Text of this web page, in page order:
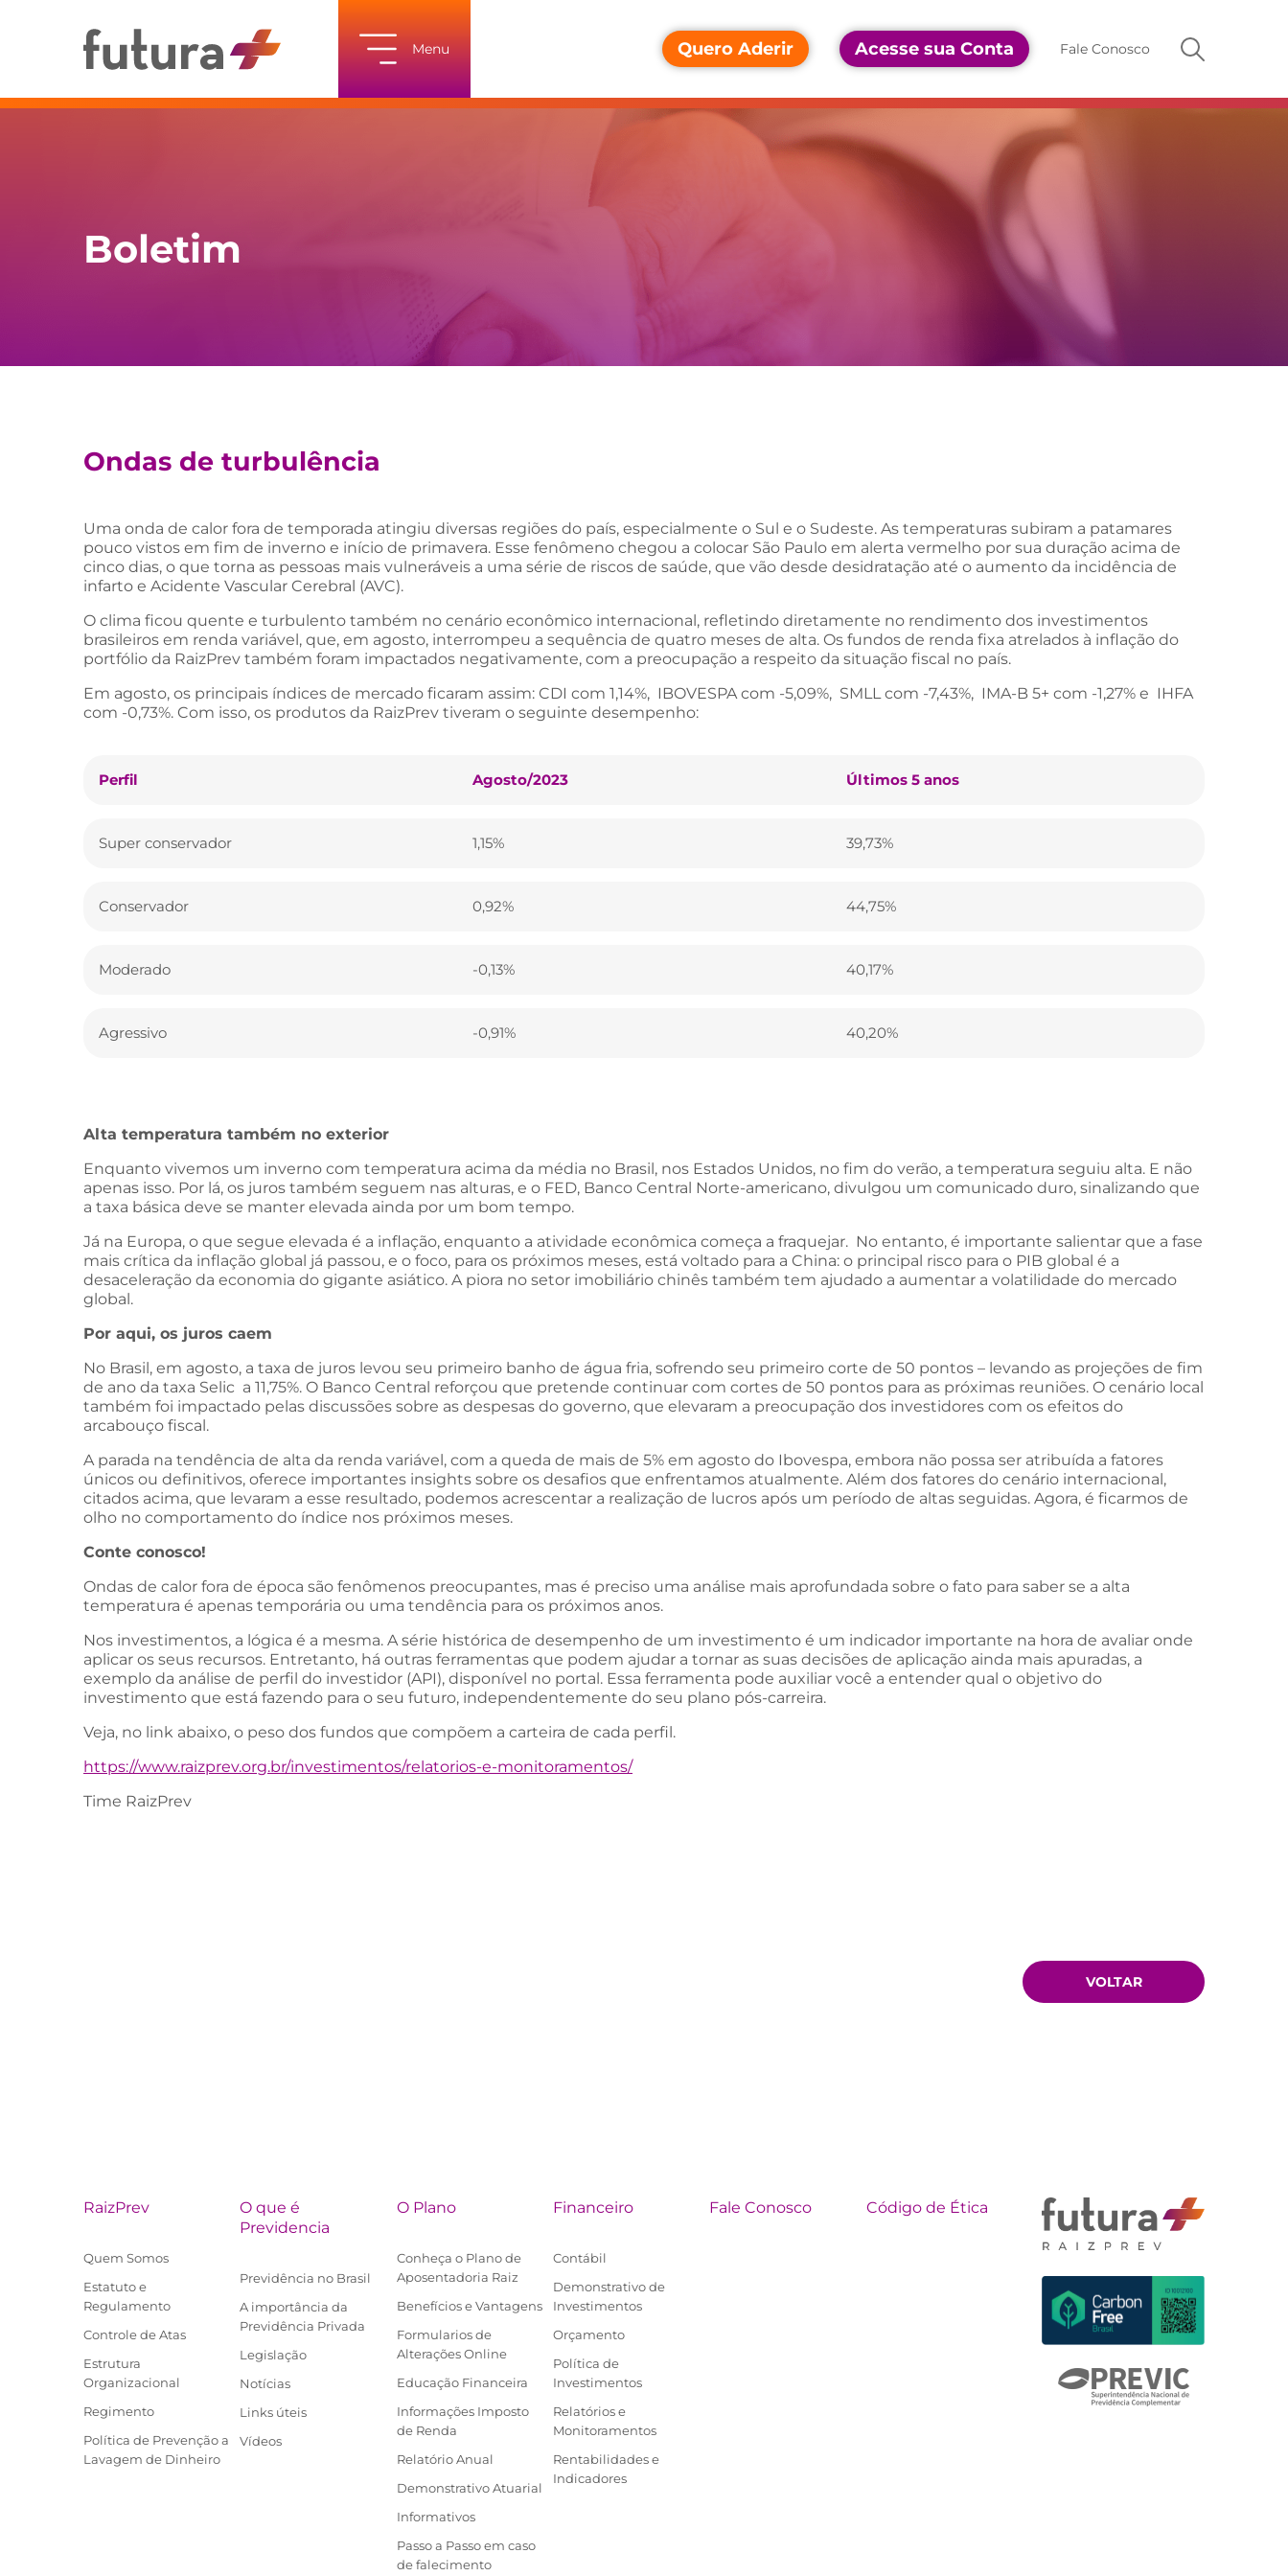
Menu Quero Aderir Acesse sua Conta Fale Conosco
Boletim
Ondas de turbulência
Uma onda de calor fora de temporada atingiu diversas regiões do país, especialmente o Sul e o Sudeste. As temperaturas subiram a patamares
pouco vistos em fim de inverno e início de primavera. Esse fenômeno chegou a colocar São Paulo em alerta vermelho por sua duração acima de
cinco dias, o que torna as pessoas mais vulneráveis a uma série de riscos de saúde, que vão desde desidratação até o aumento da incidência de
infarto e Acidente Vascular Cerebral (AVC).
O clima ficou quente e turbulento também no cenário econômico internacional, refletindo diretamente no rendimento dos investimentos
brasileiros em renda variável, que, em agosto, interrompeu a sequência de quatro meses de alta. Os fundos de renda fixa atrelados à inflação do
portfólio da RaizPrev também foram impactados negativamente, com a preocupação a respeito da situação fiscal no país.
Em agosto, os principais índices de mercado ficaram assim: CDI com 1,14%, IBOVESPA com -5,09%, SMLL com -7,43%, IMA-B 5+ com -1,27% e IHFA
com -0,73%. Com isso, os produtos da RaizPrev tiveram o seguinte desempenho:
Perfil Agosto/2023 Últimos 5 anos
Super conservador 1,15% 39,73%
Conservador 0,92% 44,75%
Moderado -0,13% 40,17%
Agressivo -0,91% 40,20%
Alta temperatura também no exterior
Enquanto vivemos um inverno com temperatura acima da média no Brasil, nos Estados Unidos, no fim do verão, a temperatura seguiu alta. E não
apenas isso. Por lá, os juros também seguem nas alturas, e o FED, Banco Central Norte-americano, divulgou um comunicado duro, sinalizando que
a taxa básica deve se manter elevada ainda por um bom tempo.
Já na Europa, o que segue elevada é a inflação, enquanto a atividade econômica começa a fraquejar. No entanto, é importante salientar que a fase
mais crítica da inflação global já passou, e o foco, para os próximos meses, está voltado para a China: o principal risco para o PIB global é a
desaceleração da economia do gigante asiático. A piora no setor imobiliário chinês também tem ajudado a aumentar a volatilidade do mercado
global.
Por aqui, os juros caem
No Brasil, em agosto, a taxa de juros levou seu primeiro banho de água fria, sofrendo seu primeiro corte de 50 pontos – levando as projeções de fim
de ano da taxa Selic a 11,75%. O Banco Central reforçou que pretende continuar com cortes de 50 pontos para as próximas reuniões. O cenário local
também foi impactado pelas discussões sobre as despesas do governo, que elevaram a preocupação dos investidores com os efeitos do
arcabouço fiscal.
A parada na tendência de alta da renda variável, com a queda de mais de 5% em agosto do Ibovespa, embora não possa ser atribuída a fatores
únicos ou definitivos, oferece importantes insights sobre os desafios que enfrentamos atualmente. Além dos fatores do cenário internacional,
citados acima, que levaram a esse resultado, podemos acrescentar a realização de lucros após um período de altas seguidas. Agora, é ficarmos de
olho no comportamento do índice nos próximos meses.
Conte conosco!
Ondas de calor fora de época são fenômenos preocupantes, mas é preciso uma análise mais aprofundada sobre o fato para saber se a alta
temperatura é apenas temporária ou uma tendência para os próximos anos.
Nos investimentos, a lógica é a mesma. A série histórica de desempenho de um investimento é um indicador importante na hora de avaliar onde
aplicar os seus recursos. Entretanto, há outras ferramentas que podem ajudar a tornar as suas decisões de aplicação ainda mais apuradas, a
exemplo da análise de perfil do investidor (API), disponível no portal. Essa ferramenta pode auxiliar você a entender qual o objetivo do
investimento que está fazendo para o seu futuro, independentemente do seu plano pós-carreira.
Veja, no link abaixo, o peso dos fundos que compõem a carteira de cada perfil.
https://www.raizprev.org.br/investimentos/relatorios-e-monitoramentos/
Time RaizPrev
VOLTAR
RaizPrev
Quem Somos
Estatuto e
Regulamento
Controle de Atas
Estrutura
Organizacional
Regimento
Política de Prevenção a
Lavagem de Dinheiro
O que é
Previdencia
Previdência no Brasil
A importância da
Previdência Privada
Legislação
Notícias
Links úteis
Vídeos
O Plano
Conheça o Plano de
Aposentadoria Raiz
Benefícios e Vantagens
Formularios de
Alterações Online
Educação Financeira
Informações Imposto
de Renda
Relatório Anual
Demonstrativo Atuarial
Informativos
Passo a Passo em caso
de falecimento
Financeiro
Contábil
Demonstrativo de
Investimentos
Orçamento
Política de
Investimentos
Relatórios e
Monitoramentos
Rentabilidades e
Indicadores
Fale Conosco Código de Ética